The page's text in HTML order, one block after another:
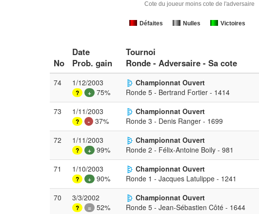
Cote du joueur moins cote de l'adversaire
Défaites Nulles Victoires
No
Date
Prob. gain
Tournoi
Ronde - Adversaire - Sa cote
74 1/12/2003
? + 75%
Championnat Ouvert
Ronde 5 - Bertrand Fortier - 1414
73 1/11/2003
? - 37%
Championnat Ouvert
Ronde 3 - Denis Ranger - 1699
72 1/11/2003
? + 99%
Championnat Ouvert
Ronde 2 - Félix-Antoine Boily - 981
71 1/10/2003
? + 90%
Championnat Ouvert
Ronde 1 - Jacques Latulippe - 1241
70 3/3/2002
? = 52%
Championnat Ouvert
Ronde 5 - Jean-Sébastien Côté - 1644